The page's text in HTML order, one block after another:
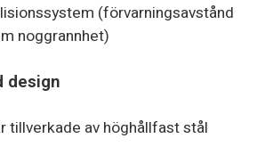
(förvarningsavstånd
noggrannhet)
design
tillverkade av höghållfast stål